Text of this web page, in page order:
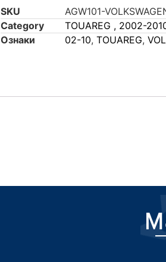
SKU
AGW101-
Category
TOUAREG , 2002-
Ознаки
02-10, TOUAREG,